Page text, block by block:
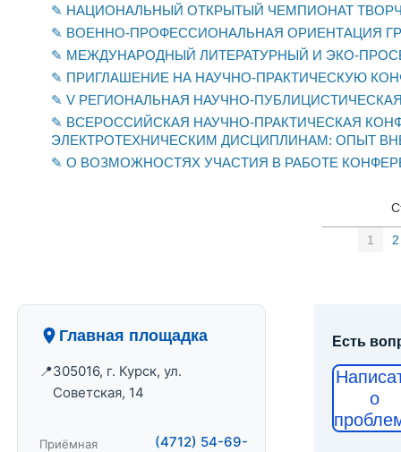
НАЦИОНАЛЬНЫЙ ОТКРЫТЫЙ ЧЕМПИОНАТ
ВОЕННО-ПРОФЕССИОНАЛЬНАЯ ОРИЕНТАЦИЯ
МЕЖДУНАРОДНЫЙ ЛИТЕРАТУРНЫЙ И ЭКО-
ПРИГЛАШЕНИЕ НА НАУЧНО-ПРАКТИЧЕСКУЮ
V РЕГИОНАЛЬНАЯ НАУЧНО-
ВСЕРОССИЙСКАЯ НАУЧНО-ПРАКТИЧЕСКАЯ
ЭЛЕКТРОТЕХНИЧЕСКИМ ДИСЦИПЛИНАМ: ОПЫТ
О ВОЗМОЖНОСТЯХ УЧАСТИЯ В РАБОТЕ
1 2
Главная площадка
305016, г. Курск, ул.
Советская, 14
Приёмная
(4712) 54-69-
Есть
о